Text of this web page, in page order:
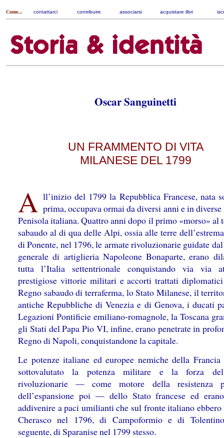
Come... contattarci contribuire associarsi acquistare libri
Oscar Sanguinetti
UN FRAMMENTO DI VITA
MILANESE DEL 1799
A ll’inizio del 1799 la Repubblica Francese, nata
prima, occupava ormai da diversi anni e in
Penisola italiana. Quattro anni dopo il primo «morso» al
sabaudo al di qua delle Alpi, ossia alle terre
di Ponente, nel 1796, le armate rivoluzionarie guidate
generale di artiglieria Napoleone Bonaparte, erano
tutta l’Italia settentrionale conquistando via via
prestigiose vittorie militari e accorti trattati
Regno sabaudo di terraferma, lo Stato Milanese, il
antiche Repubbliche di Venezia e di Genova, i ducati
Legazioni Pontificie emiliano-romagnole, la Toscana
gli Stati del Papa Pio VI, infine, erano penetrate in
Regno di Napoli, conquistandone la capitale.
Le potenze italiane ed europee nemiche della Francia
sottovalutato la potenza militare e la forza
rivoluzionarie — come motore della resistenza
dell’espansione poi — dello Stato francese ed
addivenire a paci umilianti che sul fronte italiano
Cherasco nel 1796, di Campoformio e di
seguente, di Sparanise nel 1799 stesso.